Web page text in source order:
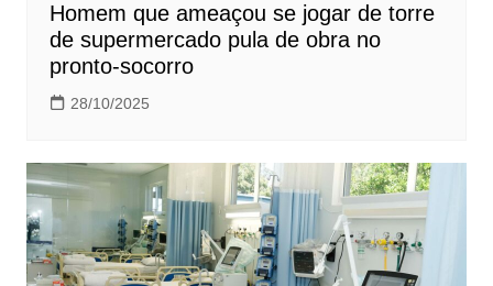
Homem que ameaçou se jogar de torre
de supermercado pula de obra no
pronto-socorro
28/10/2025